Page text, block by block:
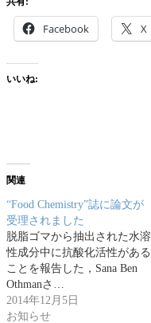
Facebook X
いいね:
関連
“Food Chemistry”誌に論文が
受理されました
脱脂ゴマから抽出された水溶
性成分中に抗酸化活性がある
ことを報告した，Sana Ben
Othmanさ…
2014年12月5日
お知らせ